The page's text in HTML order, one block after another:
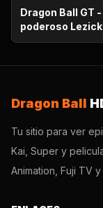
Dragon Ball GT -
poderoso Lezick
Dragon Ball
Tu sitio para ver
Kai, Super y
Animation, Fuji TV